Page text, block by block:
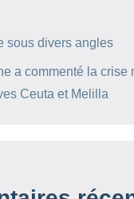
sous divers angles
a commenté la crise
Ceuta et Melilla